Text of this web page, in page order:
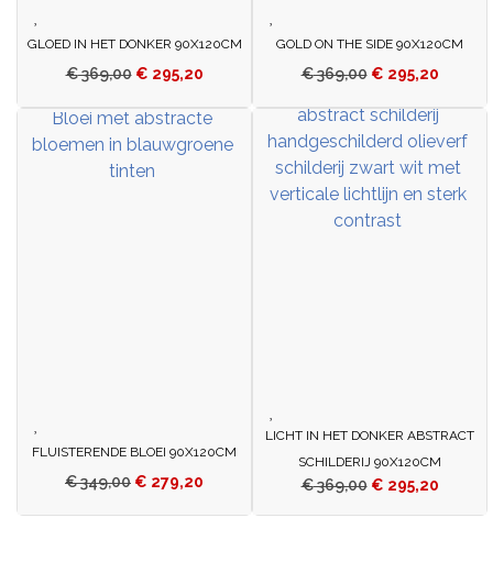
GLOED IN HET DONKER 90X120CM
€369,00 € 295,20
GOLD ON THE SIDE 90X120CM
€369,00 € 295,20
FLUISTERENDE BLOEI 90X120CM
€349,00 € 279,20
LICHT IN HET DONKER ABSTRACT
SCHILDERIJ 90X120CM
€369,00 € 295,20